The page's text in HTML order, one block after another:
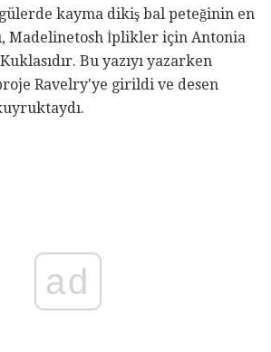
kayma dikiş bal peteğinin en
Madelinetosh İplikler için Antonia
Bu yazıyı yazarken
Ravelry'ye girildi ve desen
ad